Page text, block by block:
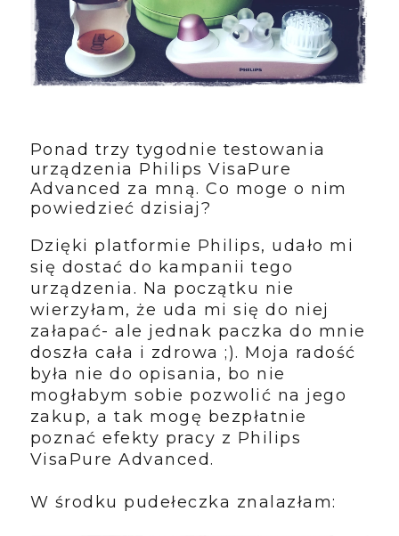
Ponad trzy tygodnie testowania
urządzenia Philips VisaPure
Advanced za mną. Co moge o nim
powiedzieć dzisiaj?
Dzięki platformie Philips, udało mi
się dostać do kampanii tego
urządzenia. Na początku nie
wierzyłam, że uda mi się do niej
załapać- ale jednak paczka do mnie
doszła cała i zdrowa ;). Moja radość
była nie do opisania, bo nie
mogłabym sobie pozwolić na jego
zakup, a tak mogę bezpłatnie
poznać efekty pracy z Philips
VisaPure Advanced.
W środku pudełeczka znalazłam: